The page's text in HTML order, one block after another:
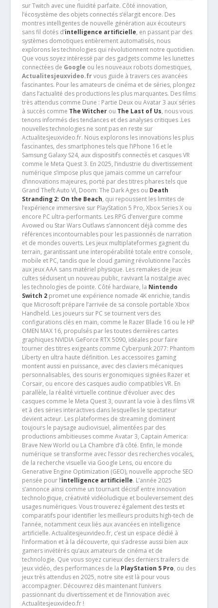
sur Twitch avec une fluidité parfaite. Côté innovation,
l’écosystème des objets connectés s’élargit encore. Des
montres intelligentes de nouvelle génération aux écouteurs
sans fil dotés d’intelligence artificielle, en passant par des
systèmes domotiques entièrement automatisés, nous
explorons les technologies qui révolutionnent notre quotidien.
Que vous soyez intéressé par des gadgets comme les lunettes
connectées de Google ou les nouveaux robots domestiques,
Actualitesjeuxvideo.frvous guide à travers ces avancées
fascinantes. Pour les amateurs de cinéma et de séries, plongez
dans l’actualité des productions les plus marquantes. Des films
très attendus comme Dune : Partie Deux ou Avatar 3 aux séries
à succès comme The Witcherou The Last of Us, nous vous
tenons informés des tendances et des analyses critiques .Les
nouvelles technologies ne sont pas en reste sur
Actualitesjeuxvideo.fr. Nous explorons les innovations les plus
fascinantes, des smartphones tels que l’iPhone 16 et le
Samsung Galaxy S24, aux dispositifs connectés et casques VR
comme le Meta Quest 3. En 2025, l’industrie du divertissement
numérique s’impose plus que jamais comme un carrefour
d’innovations majeures, porté par des titres phares tels que
Grand Theft Auto VI, Doom: The Dark Ages ou Death
Stranding 2: On the Beach, qui repoussent les limites de
l’expérience immersive sur PlayStation 5 Pro, Xbox Series X ou
encore PC ultra-performants. Les RPG d’envergure comme
Avowed ou Star Wars Outlaws s’annoncent déjà comme des
références incontournables pour les passionnés de narration
et de mondes ouverts. Les jeux multiplateformes gagnent du
terrain, garantissant une interopérabilité totale entre console,
mobile et PC, tandis que le cloud gaming révolutionne l’accès
aux jeux AAA sans matériel physique. Les remakes de jeux
cultes séduisent un nouveau public, ravivant la nostalgie avec
les technologies de pointe. Côté hardware, la Nintendo
Switch 2promet une expérience nomade 4K enrichie, tandis
que Microsoft prépare l’arrivée de sa console portable Xbox
Handheld. Les joueurs sur PC se tournent vers des
configurations clés en main, comme le Razer Blade 16 ou le HP
OMEN MAX 16, propulsés par les toutes dernières cartes
graphiques NVIDIA GeForce RTX 5090, idéales pour faire
tourner des titres exigeants comme Cyberpunk 2077: Phantom
Liberty en ultra haute définition. Les accessoires gaming
montent aussi en puissance, avec des claviers mécaniques
personnalisables, des souris ergonomiques signées Razer et
Corsair, ou encore des casques audio compatibles VR. En
parallèle, la réalité virtuelle continue d’évoluer avec des
casques comme le Meta Quest 3, ouvrant la voie à des films VR
et à des séries interactives dans lesquelles le spectateur
devient acteur. Les plateformes de streaming dominent
toujours le paysage audiovisuel, alimentées par des
productions ambitieuses comme Avatar 3, Captain America:
Brave New World ou La Chambre d’à côté. Enfin, le monde
numérique se transforme avec l’essor des recherches vocales,
de la recherche visuelle via Google Lens, ou encore du
Generative Engine Optimization (GEO), nouvelle approche SEO
pensée pour l’intelligence artificielle. L’année 2025
s’annonce ainsi comme un tournant décisif entre innovation
technologique, créativité vidéoludique et bouleversement des
usages numériques. Vous trouverez également des tests et
comparatifs pour identifier les meilleurs produits high-tech de
l’année, notamment ceux liés aux avancées en intelligence
artificielle. Actualitesjeuxvideo.fr, c’est un espace dédié à
l’information et à la découverte, qui s’adresse aussi bien aux
gamers invétérés qu’aux amateurs de cinéma et de
technologie. Que vous soyez curieux des derniers trailers de
jeux vidéo, des performances de la PlayStation 5 Pro, ou des
jeux très attendus en 2025, notre site est là pour vous
accompagner. Découvrez dès maintenant l’univers
passionnant du divertissement et de l’innovation avec
Actualitesjeuxvideo.fr !